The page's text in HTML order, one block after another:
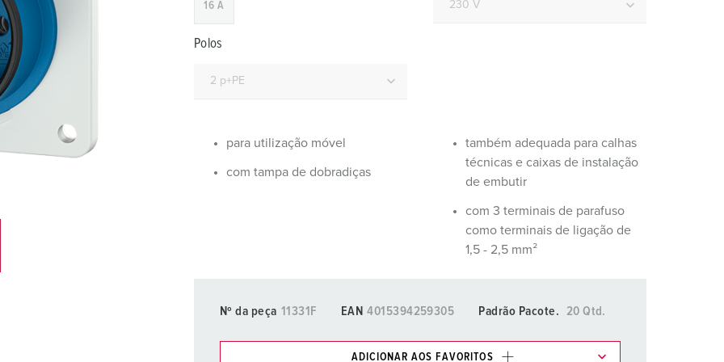
Fichas e tomadas de acordo com normas internacionais
Tecnologia de dados/redes
Versões especiais
Bombeiros e proteção civil
Campismo
Eventos e espetáculos
16 A
Polos
para utilização móvel
com tampa de dobradiças
também adequada para calhas
técnicas e caixas de instalação
de embutir
com 3 terminais de parafuso
como terminais de ligação de
1,5 - 2,5 mm²
Nº da peça 11331F EAN 4015394259305 Padrão Pacote. 20 Qtd.
ADICIONAR AOS FAVORITOS